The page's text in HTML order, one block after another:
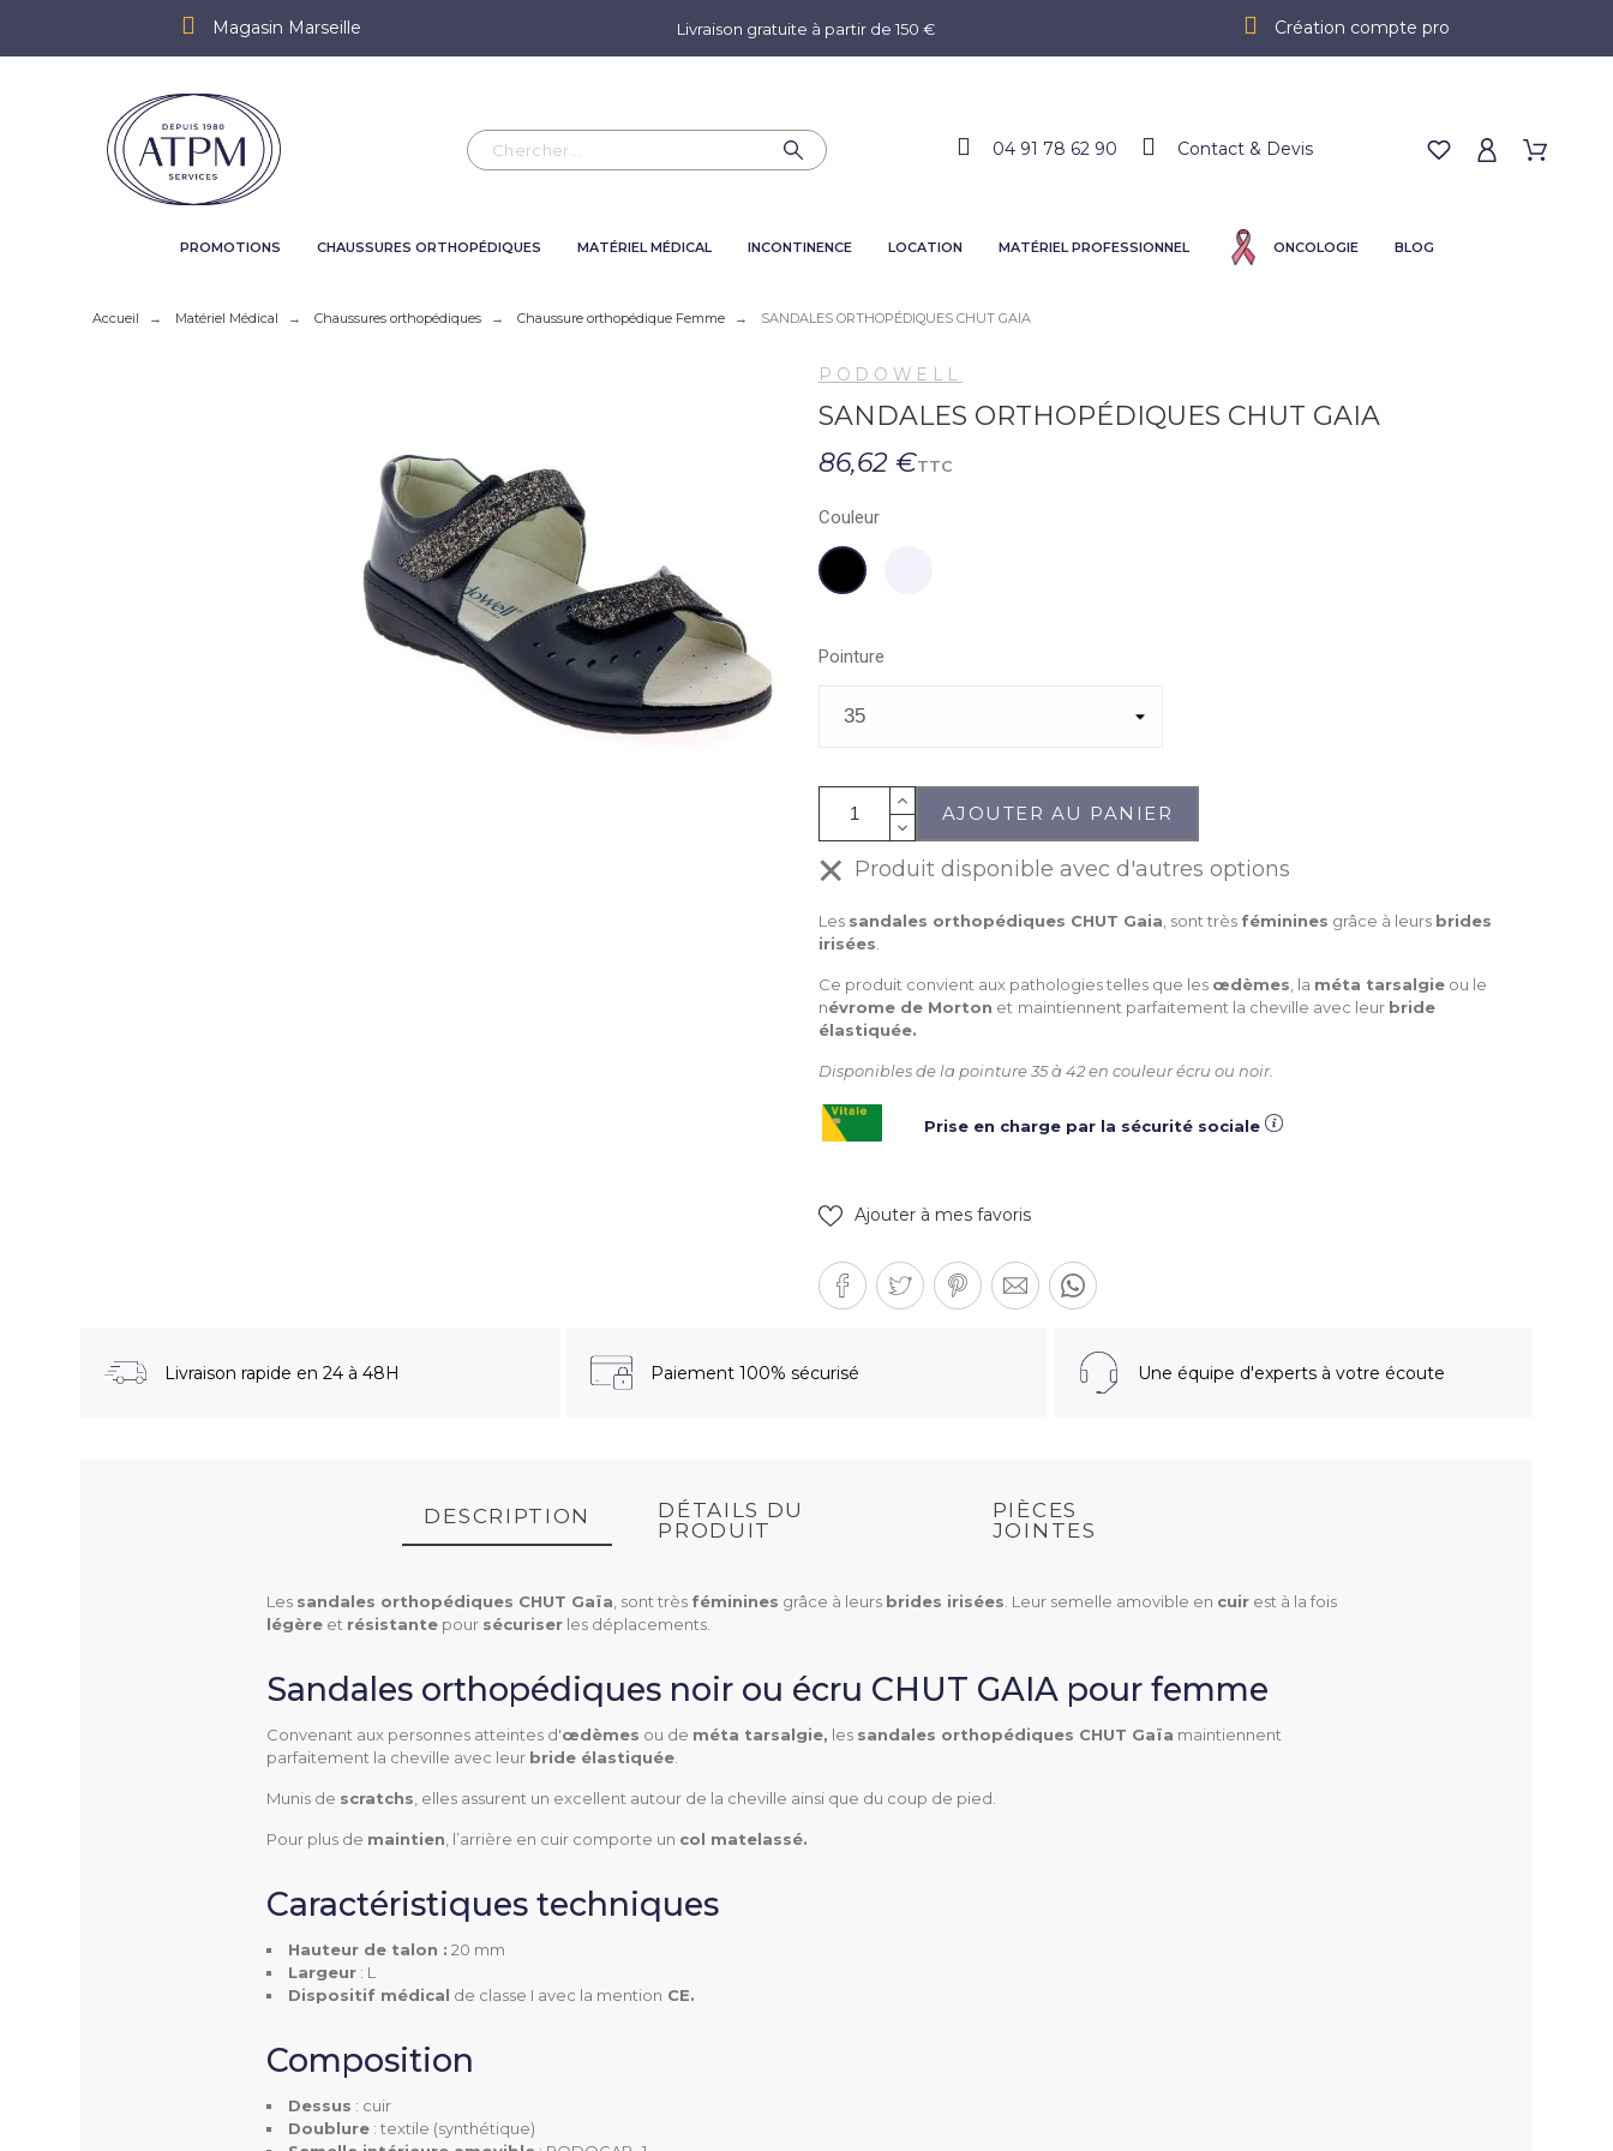
Magasin Marseille Livraison gratuite à partir de 150 € Création compte pro
04 91 78 62 90 Contact & Devis
PROMOTIONS CHAUSSURES ORTHOPÉDIQUES MATÉRIEL MÉDICAL INCONTINENCE LOCATION MATÉRIEL PROFESSIONNEL ONCOLOGIE BLOG
Accueil Matériel Médical Chaussures orthopédiques Chaussure orthopédique Femme SANDALES ORTHOPÉDIQUES CHUT GAIA
PODOWELL
SANDALES ORTHOPÉDIQUES CHUT GAIA
86,62 €TTC
Couleur
Noir
Pointure
AJOUTER AU PANIER
Produit disponible avec d'autres options
Les sandales orthopédiques CHUT Gaia , sont très féminines grâce à leurs brides
irisées
Ce produit convient aux pathologies telles que les œdèmes , la méta tarsalgieou le
névrome de Morton et maintiennent parfaitement la cheville avec leur bride
élastiquée.
Disponibles de la pointure 35 à 42 en couleur écru ou noir.
Prise en charge par la sécurité sociale
Ajouter à mes favoris
Livraison rapide en 24 à 48H Paiement 100% sécurisé Une équipe d'experts à votre écoute
DESCRIPTION
DÉTAILS DU
PRODUIT
PIÈCES
JOINTES
Les sandales orthopédiques CHUT Gaïa , sont très féminines grâce à leurs brides irisées . Leur semelle amovible en cuir est à la fois
légère et résistante pour sécuriser les déplacements.
Sandales orthopédiques noir ou écru CHUT GAIA pour femme
Convenant aux personnes atteintes d'œdèmes ou de méta tarsalgie, les sandales orthopédiques CHUT Gaïa maintiennent
parfaitement la cheville avec leur bride élastiquée
Munis de scratchs , elles assurent un excellent autour de la cheville ainsi que du coup de pied.
Pour plus de maintien , l’arrière en cuir comporte un col matelassé.
Caractéristiques techniques
Hauteur de talon : 20 mm
Largeur : L
Dispositif médical de classe I avec la mention CE.
Composition
Dessus : cuir
Doublure : textile (synthétique)
RéférenceGAIA
Pathologies
Largeur
NOTICE D'UTILISATION GAIA (111.14K)